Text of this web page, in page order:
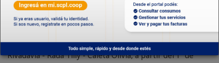
300 kw.
Respecto al Servicio de Saneamiento, el incremento en el
valor del m3 de agua potable producido por el Sistema
Acueductos Lago Musters - Sarmiento - Comodoro
Rivadavia - Rada Tilly - Caleta Olivia, a partir del 1º de